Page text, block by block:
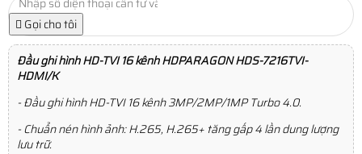
Gọi cho tôi
Đầu ghi hình HD-TVI 16 kênh HDPARAGON HDS-7216TVI-
HDMI/K
- Đầu ghi hình HD-TVI 16 kênh 3MP/2MP/1MP Turbo 4.0.
- Chuẩn nén hình ảnh: H.265, H.265+ tăng gấp 4 lần dung lượng
lưu trữ.